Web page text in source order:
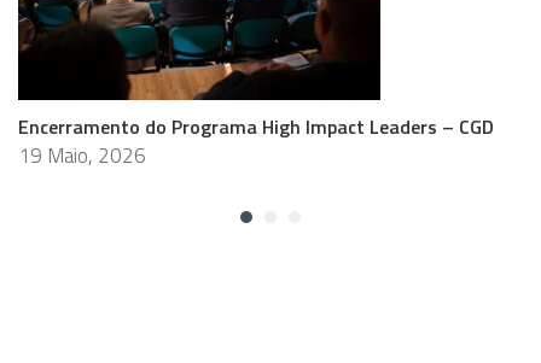
Encerramento do Programa High Impact Leaders – CGD
19 Maio, 2026